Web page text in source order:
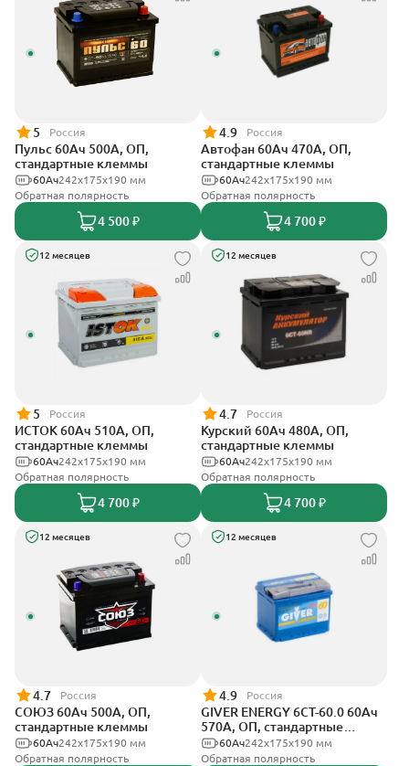
5 Россия
Пульс 60Ач 500А, ОП,
стандартные клеммы
242x175x190 мм
60Ач
Обратная полярность
4 500 ₽
4.9 Россия
Автофан 60Ач 470А, ОП,
стандартные клеммы
242х175х190 мм
60Ач
Обратная полярность
4 700 ₽
12 месяцев
5 Россия
ИСТОК 60Ач 510А, ОП,
стандартные клеммы
242x175x190 мм
60Ач
Обратная полярность
4 700 ₽
12 месяцев
4.7 Россия
Курский 60Ач 480А, ОП,
стандартные клеммы
242x175x190 мм
60Ач
Обратная полярность
4 700 ₽
12 месяцев
4.7 Россия
СОЮЗ 60Ач 500А, ОП,
стандартные клеммы
242x175x190 мм
60Ач
Обратная полярность
12 месяцев
4.9 Россия
GIVER ENERGY 6СТ-60.0 60Ач
570А, ОП, стандартные
клеммы242х175х190 мм
60Ач
Обратная полярность